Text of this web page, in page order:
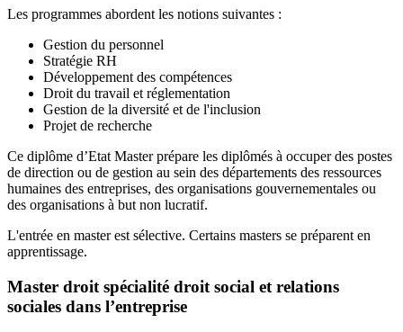
Les programmes abordent les notions suivantes :
Gestion du personnel
Stratégie RH
Développement des compétences
Droit du travail et réglementation
Gestion de la diversité et de l'inclusion
Projet de recherche
Ce diplôme d’Etat Master prépare les diplômés à occuper des postes
de direction ou de gestion au sein des départements des ressources
humaines des entreprises, des organisations gouvernementales ou
des organisations à but non lucratif.
L'entrée en master est sélective. Certains masters se préparent en
apprentissage.
Master droit spécialité droit social et relations
sociales dans l’entreprise